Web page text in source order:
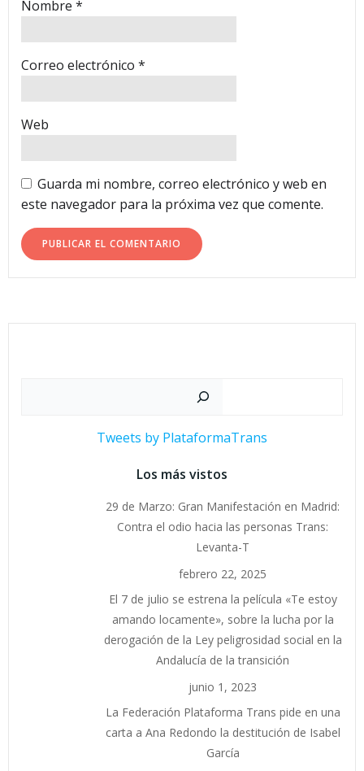
Nombre *
Correo electrónico *
Web
Guarda mi nombre, correo electrónico y web en
este navegador para la próxima vez que comente.
Tweets by PlataformaTrans
Los más vistos
29 de Marzo: Gran Manifestación en Madrid:
Contra el odio hacia las personas Trans:
Levanta-T
febrero 22, 2025
El 7 de julio se estrena la película «Te estoy
amando locamente», sobre la lucha por la
derogación de la Ley peligrosidad social en la
Andalucía de la transición
junio 1, 2023
La Federación Plataforma Trans pide en una
carta a Ana Redondo la destitución de Isabel
García